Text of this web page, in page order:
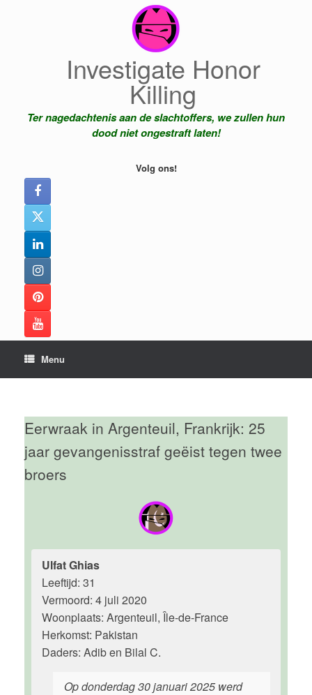
Investigate Honor
Killing
Ter nagedachtenis aan de slachtoffers, we zullen hun
dood niet ongestraft laten!
Volg ons!
Menu
Eerwraak in Argenteuil, Frankrijk: 25
jaar gevangenisstraf geëist tegen twee
broers
Ulfat Ghias
Leeftijd: 31
Vermoord: 4 juli 2020
Woonplaats: Argenteuil, Île-de-France
Herkomst: Pakistan
Daders: Adib en Bilal C.
Op donderdag 30 januari 2025 werd